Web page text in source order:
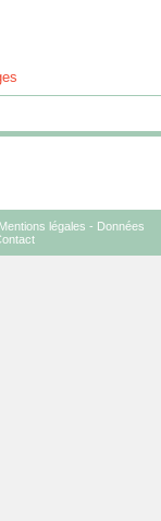
Mentions légales - Données